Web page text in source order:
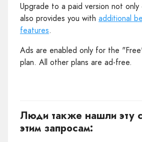
Upgrade to a paid version not only
also provides you with additional
features.
Ads are enabled only for the
plan. All other plans are ad-free.
Люди также нашли эту
этим запросам: